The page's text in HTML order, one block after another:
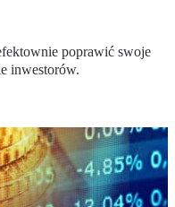
poprawić swoje
inwestorów.